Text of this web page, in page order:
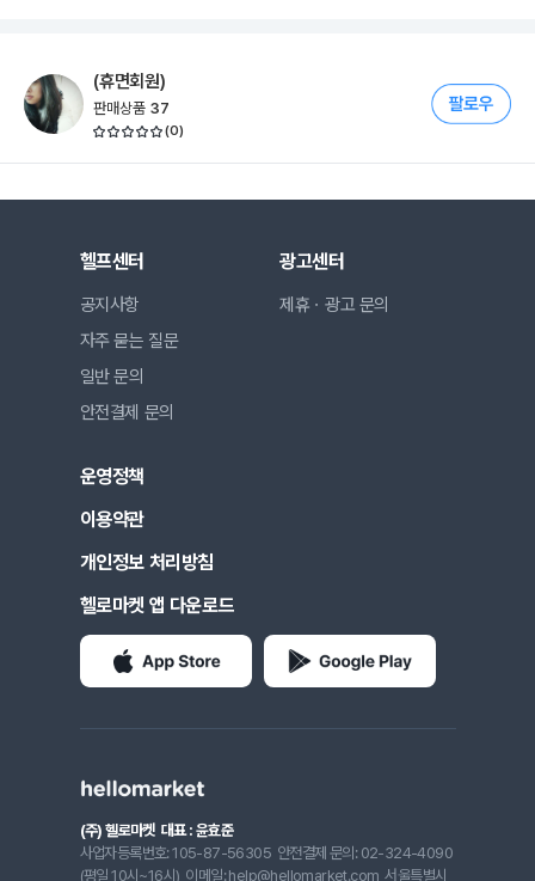
(휴면회원)
판매상품 37
(0)
헬프센터
공지사항
자주 묻는 질문
일반 문의
안전결제 문의
광고센터
제휴ㆍ광고 문의
운영정책
이용약관
개인정보 처리방침
헬로마켓 앱 다운로드
(주) 헬로마켓 대표 : 윤효준
사업자등록번호: 105-87-56305 안전결제 문의: 02-324-4090
(평일 10시~16시) 이메일: help@hellomarket.com 서울특별시